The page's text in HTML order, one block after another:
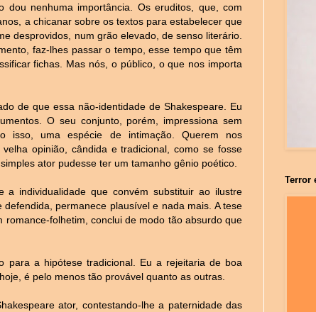
dou nenhuma importância. Os eruditos, que, com
a chicanar sobre os textos para estabelecer que
desprovidos, num grão elevado, de senso literário.
faz-lhes passar o tempo, esse tempo que têm
fichas. Mas nós, o público, o que nos importa
de que essa não-identidade de Shakespeare. Eu
O seu conjunto, porém, impressiona sem
isso, uma espécie de intimação. Querem nos
opinião, cândida e tradicional, como se fosse
ator pudesse ter um tamanho gênio poético.
individualidade que convém substituir ao ilustre
permanece plausível e nada mais. A tese
folhetim, conclui de modo tão absurdo que
para a hipótese tradicional. Eu a rejeitaria de boa
é pelo menos tão provável quanto as outras.
ator, contestando-lhe a paternidade das
Terror